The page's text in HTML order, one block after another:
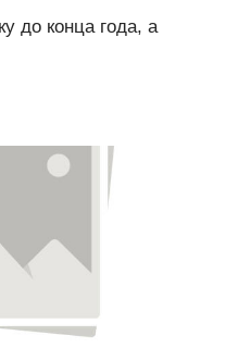
до конца года, а